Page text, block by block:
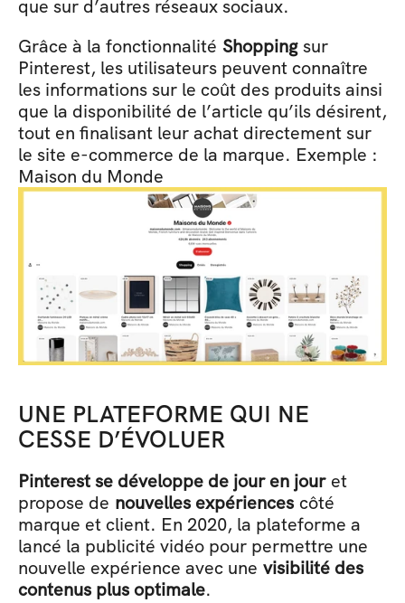
que sur d’autres réseaux sociaux.
Grâce à la fonctionnalité Shopping sur
Pinterest, les utilisateurs peuvent connaître
les informations sur le coût des produits ainsi
que la disponibilité de l’article qu’ils désirent,
tout en finalisant leur achat directement sur
le site e-commerce de la marque. Exemple :
Maison du Monde
UNE PLATEFORME QUI NE
CESSE D’ÉVOLUER
Pinterest se développe de jour en jour et
propose de nouvelles expériences côté
marque et client. En 2020, la plateforme a
lancé la publicité vidéo pour permettre une
nouvelle expérience avec une visibilité des
contenus plus optimale.